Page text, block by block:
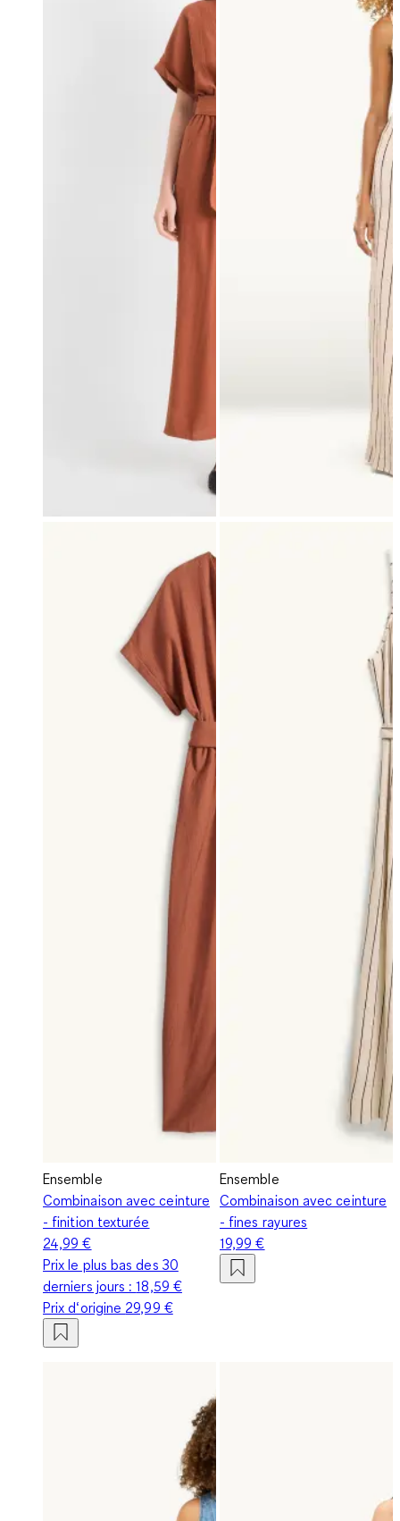
Ensemble
Combinaison avec ceinture
- finition texturée
24,99 €
Prix le plus bas des 30
derniers jours :18,59 €
Prix d‘origine 29,99 €
Ensemble
Combinaison avec ceinture
- fines rayures
19,99 €